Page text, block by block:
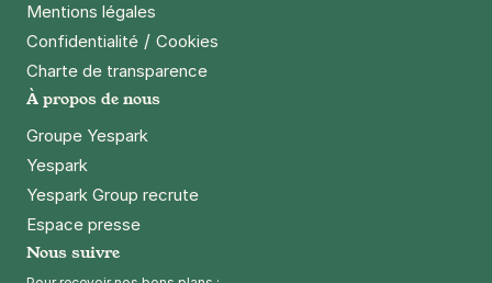
Mentions légales
Confidentialité / Cookies
Charte de transparence
À propos de nous
Groupe Yespark
Yespark
Yespark Group recrute
Espace presse
Nous suivre